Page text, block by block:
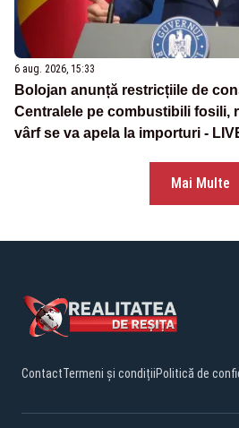
6 aug. 2026, 15:33
Bolojan anunță restricțiile de
Centralele pe combustibili fosili,
vârf se va apela la importuri -
Mai Multe
ContactTermeni și condițiiPolitică de